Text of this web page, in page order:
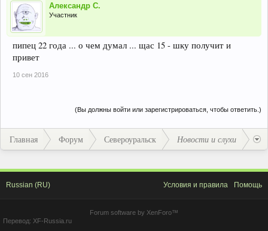
Александр С.
Участник
пипец 22 года ... о чем думал ... щас 15 - шку получит и
привет
10 сен 2016
(Вы должны войти или зарегистрироваться, чтобы ответить.)
Главная Форум Североуральск Новости и слухи
Russian (RU) Условия и правила Помощь
Forum software by XenForo™
Перевод: XF-Russia.ru